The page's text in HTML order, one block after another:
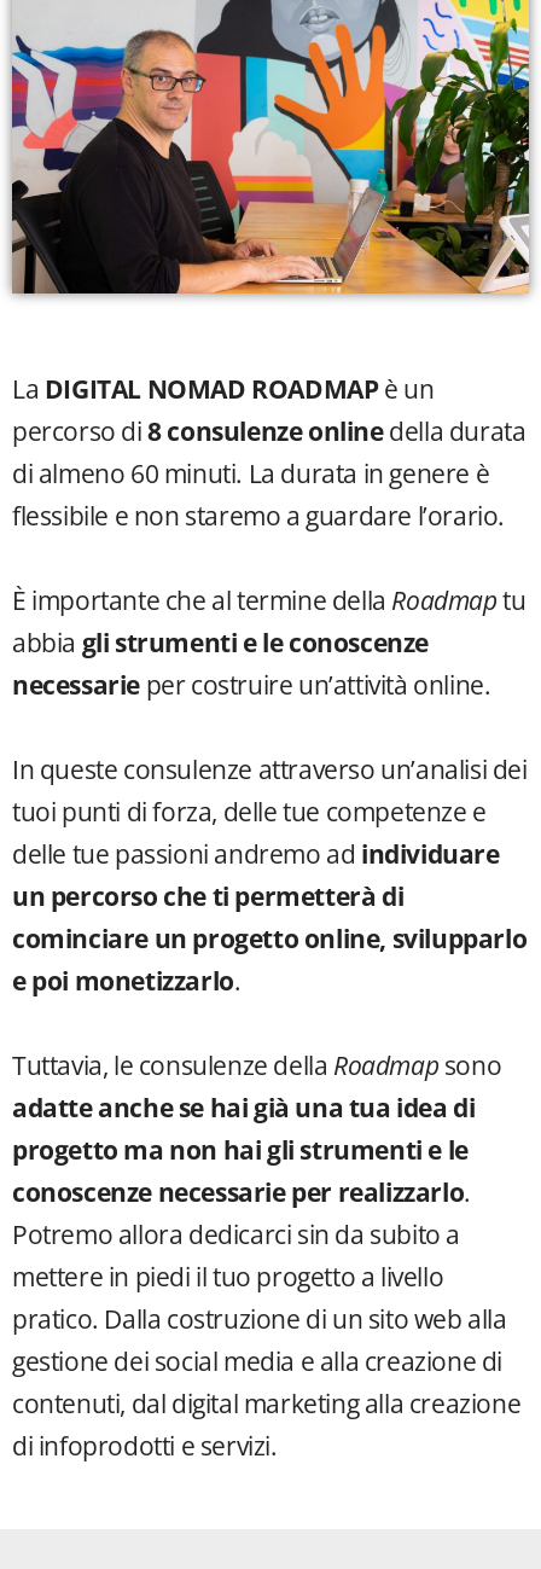
La DIGITAL NOMAD ROADMAPè un
percorso di8 consulenze onlinedella durata
di almeno 60 minuti. La durata in genere è
flessibile e non staremo a guardare l’orario.
È importante che al termine della Roadmaptu
abbia gli strumenti e le conoscenze
necessarie per costruire un’attività online.
In queste consulenze attraverso un’analisi dei
tuoi punti di forza, delle tue competenze e
delle tue passioni andremo ad individuare
un percorso che ti permetterà di
cominciare un progetto online, svilupparlo
e poi monetizzarlo.
Tuttavia, le consulenze della Roadmap sono
adatte anche se hai già una tua idea di
progetto ma non hai gli strumenti e le
conoscenze necessarie per realizzarlo.
Potremo allora dedicarci sin da subito a
mettere in piedi il tuo progetto a livello
pratico. Dalla costruzione di un sito web alla
gestione dei social media e alla creazione di
contenuti, dal digital marketing alla creazione
di infoprodotti e servizi.